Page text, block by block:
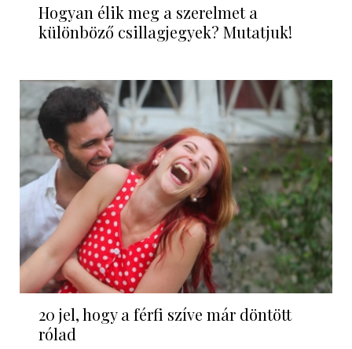
Hogyan élik meg a szerelmet a
különböző csillagjegyek? Mutatjuk!
20 jel, hogy a férfi szíve már döntött
rólad